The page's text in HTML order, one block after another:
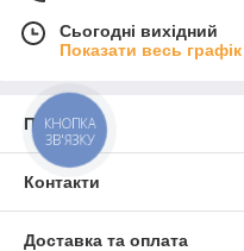
Сьогодні вихідний
Показати весь
Про нас
Контакти
Доставка та оплата
КНОПКА
ЗВ'ЯЗКУ